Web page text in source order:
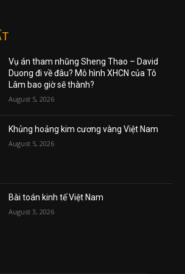
Vụ án tham nhũng Sheng Thao – David
Duong đi về đâu? Mô hình XHCN của Tô
Lâm bao giờ sẽ thành?
August 5, 2026
Khủng hoảng kim cương vàng Việt Nam
August 5, 2026
Bài toán kinh tế Việt Nam
August 3, 2026